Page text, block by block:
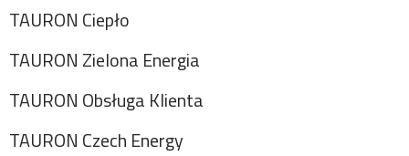
TAURON Ciepło
TAURON Zielona Energia
TAURON Obsługa Klienta
TAURON Czech Energy